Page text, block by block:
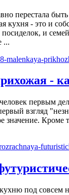
перестала
кухня - это и
посиделок, и
...
-
первым
взгляд
значение. Кроме
под совсем